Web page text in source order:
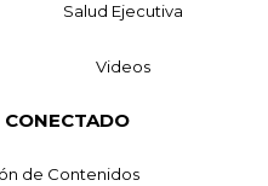
Salud Ejecutiva
Videos
de Contenidos